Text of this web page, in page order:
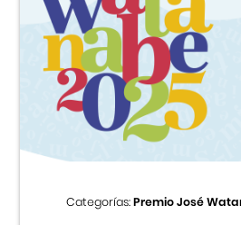
Categorías:Premio José